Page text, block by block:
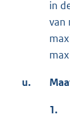
in
van
u.
1.